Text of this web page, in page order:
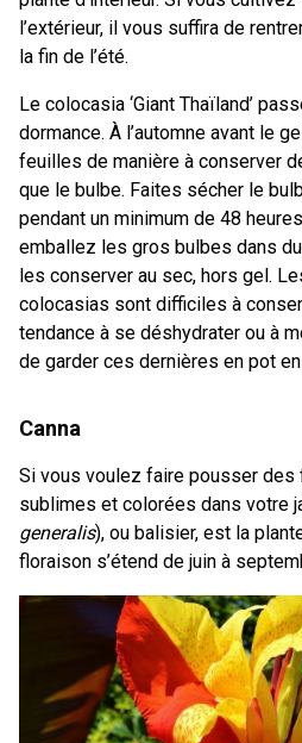
l’extérieur, il vous suffira de
la fin de l’été.
Le colocasia ‘Giant Thaïland’
dormance. À l’automne avant le
feuilles de manière à conserver
que le bulbe. Faites sécher le
pendant un minimum de 48
emballez les gros bulbes dans
les conserver au sec, hors gel.
colocasias sont difficiles à
tendance à se déshydrater ou à
de garder ces dernières en pot
Canna
Si vous voulez faire pousser des
sublimes et colorées dans votre
generalis), ou balisier, est la
floraison s’étend de juin à